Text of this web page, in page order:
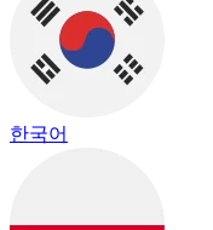
한국어